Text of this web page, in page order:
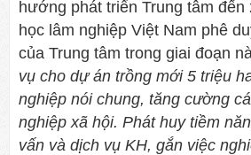
hướng phát triển Trung tâm
học lâm nghiệp Việt Nam phê
của Trung tâm trong giai đoạn
vụ cho dự án trồng mới 5 triệu
nghiệp nói chung, tăng cường
nghiệp xã hội. Phát huy tiềm
vấn và dịch vụ KH, gắn việc